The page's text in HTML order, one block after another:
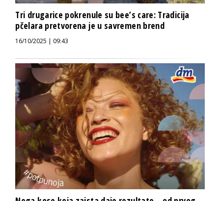
Tri drugarice pokrenule su bee’s care: Tradicija
pčelara pretvorena je u savremen brend
16/10/2025 | 09:43